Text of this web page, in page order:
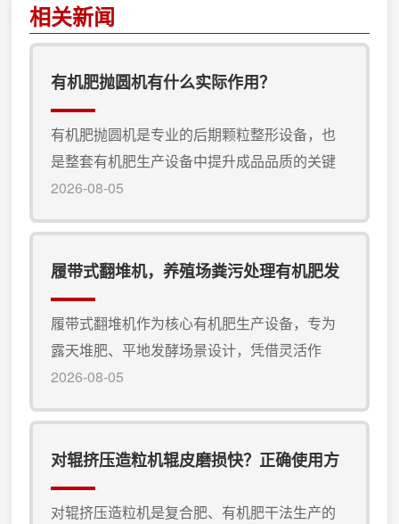
相关新闻
有机肥抛圆机有什么实际作用？
有机肥抛圆机是专业的后期颗粒整形设备，也
是整套有机肥生产设备中提升成品品质的关键
辅助设备，看似不起眼，却对有机肥成品品
备。有机肥抛圆机 核心的实际作用，是对初成
型颗粒进行二次整形抛光。经过双模造粒机、
圆盘造粒机产出的有机肥颗粒，大多存在表面
粗糙、边角尖锐、颗粒大小不均的问题，尤其
是挤压造粒成型的颗粒，多为柱状、不规...
2026-08-05
履带式翻堆机，养殖场粪污处理有机肥发
酵设备
履带式翻堆机作为核心有机肥生产设备，专为
露天堆肥、平地发酵场景设计，凭借灵活作
业、发酵充分、适用性广的优势，成为养殖场
堆机的优势是无需修建固定发酵槽，大幅降低
养殖场基建投入。履带式翻堆机采用全履带行
走结构，接地面积大、压强小，可在泥地、硬
2026-08-05
对辊挤压造粒机辊皮磨损快？正确使用方
法
对辊挤压造粒机是复合肥、有机肥干法生产的